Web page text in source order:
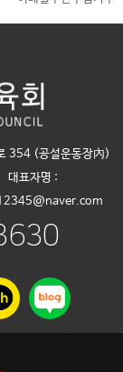
354 (공설운동장內)
대표자명 :